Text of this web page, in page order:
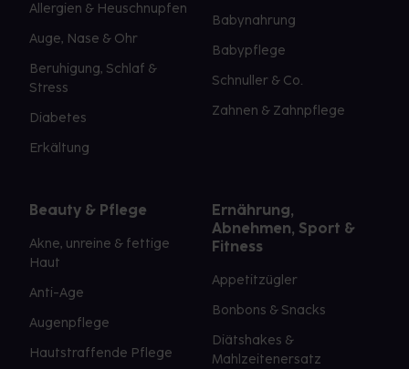
Allergien & Heuschnupfen
Auge, Nase & Ohr
Beruhigung, Schlaf &
Stress
Diabetes
Erkältung
Babynahrung
Babypflege
Schnuller & Co.
Zahnen & Zahnpflege
Beauty & Pflege
Akne, unreine & fettige
Haut
Anti-Age
Augenpflege
Hautstraffende Pflege
Ernährung,
Abnehmen, Sport &
Fitness
Appetitzügler
Bonbons & Snacks
Diätshakes &
Mahlzeitenersatz